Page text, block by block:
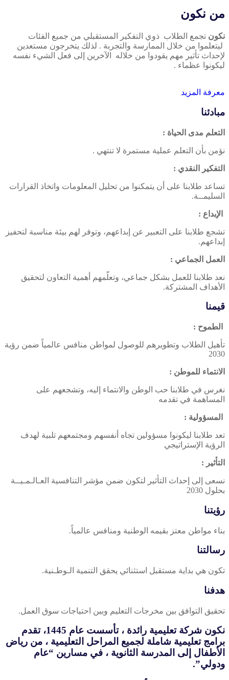
من نكون
نكون تجمع الطلاب ذوي التفكير المستقبلي من جميع الفئات
ليتعلموا من خلال الممارسة والتجربة . لذلك يتخرجون مستعدين
لإحداث تأثير مهم يقودوا من خلاله الآخرين إلى فعل الشيء نفسه
ليكونوا عظماء .
معرفة المزيد
مبادئنا
التعلم مدى الحياة :
نؤمن بأن التعلم عملية مستمرة لا تنتهي .
التفكير النقدي :
تساعد طلابنا على أن يتمكنوا من تحليل المعلومات واتخاذ القرارات
السليمــة.
الإبداع :
تشجع طلابنا على التعبير عن إبداعهم، وتوفر لهم بيئة مناسبة لتحفيز
إبداعهم.
العمل الجماعي :
نعد طلابنا للعمل بشكل جماعي، وتعلّمهم أهمية التعاون لتحقيق
الأهداف المشتركة.
قيمنا
الطموح :
تأهيل الطلاب وتطويرهم للوصول لمواطن منافس عالمياً ضمن رؤية
2030
الانتماء للموطن :
نغرس في طلابنا حب الوطن والانتماء إليه، وتشجعهم على
المساهمة في تقدمه
المسؤولية :
تعد طلابنا ليكونوا مسؤولين تجاه أنفسهم ومجتمعهم تلبية لهدف
الرؤية الإستراتيجي
التأثير :
نسعى إلى إحداث التأثير لتكون ضمن مؤشر التنافسية العـالـمـيــة
بحلول 2030
رؤيتنا
بناء مواطن معتز بقيمه الوطنية ومنافس عالمياً.
رسالتنا
تكون هي بداية مستقبل استثنائي يحقق التنمية الـوطـنية.
هدفنا
تحقيق التوافق بين مخرجات التعليم وبين احتياجات سوق العمل.
نكون شركة تعليمية رائدة ، تأسست عام 1445، تقدم
برامج تعليمية شاملة لجميع المراحل التعليمية ، من رياض
الأطفال إلى المدرسة الثانوية ، في مسارين “عام
ودولي”.